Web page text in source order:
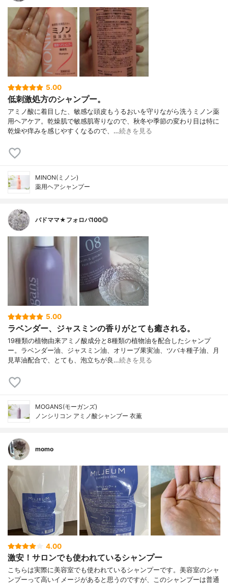
5.00
低刺激処方のシャンプー。
アミノ酸に着目した、敏感な頭皮もうるおいを守りながら洗うミノン薬
用ヘアケア。乾燥肌で敏感肌寄りなので、秋冬や季節の変わり目は特に
乾燥や痒みを感じやすくなるので、…続きを見る
MINON(ミノン)
薬用ヘアシャンプー
バドママ★フォロバ100◎
5.00
ラベンダー、ジャスミンの香りがとても癒される。
19種類の植物由来アミノ酸成分と8種類の植物油を配合したシャンプ
ー。ラベンダー油、ジャスミン油、オリーブ果実油、ツバキ種子油、月
見草油配合で、とても、泡立ちが良…続きを見る
MOGANS(モーガンズ)
ノンシリコン アミノ酸シャンプー 衣薫
momo
4.00
激安！サロンでも使われているシャンプー
こちらは実際に美容室でも使われているシャンプーです。美容室のシャ
ンプーって高いイメージがあると思うのですが、このシャンプーは普通